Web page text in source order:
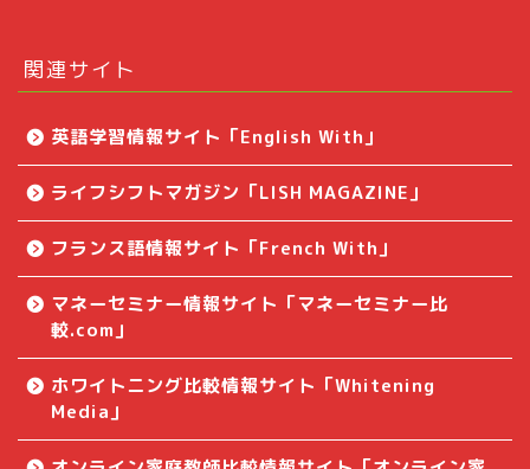
関連サイト
英語学習情報サイト「English With」
ライフシフトマガジン「LISH MAGAZINE」
フランス語情報サイト「French With」
マネーセミナー情報サイト「マネーセミナー比
較.com」
ホワイトニング比較情報サイト「Whitening
Media」
Korean Withとは？
編集方針・ライターについ
韓国語教室・教材向け広告